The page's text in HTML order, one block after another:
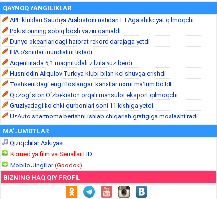
QAYNOQ YANGILIKLAR
APL klublari Saudiya Arabistoni ustidan FIFAga shikoyat qilmoqchi
Pokistonning sobiq bosh vaziri qamaldi
Dunyo okeanlaridagi harorat rekord darajaga yetdi
IBA o‘smirlar mundialini tikladi
Argentinada 6,1 magnitudali zilzila yuz berdi
Husniddin Aliqulov Turkiya klubi bilan kelishuvga erishdi
Toshkentdagi eng ifloslangan kanallar nomi ma’lum bo‘ldi
Qozog‘iston O‘zbekiston orqali mahsulot eksport qilmoqchi
Gruziyadagi ko‘chki qurbonlari soni 11 kishiga yetdi
UzAuto shartnoma berishni ishlab chiqarish grafigiga moslashtiradi
MA'LUMOTLAR
Qiziqchilar Askiyasi
Komediya film va SeriallarHD
Mobile Jingillar(Goodok)
BIZNING HAQIQIY PROFIL